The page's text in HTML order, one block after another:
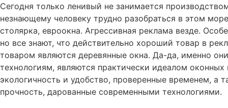
Сегодня только ленивый не занимается
незнающему человеку трудно разобраться в этом
столярка, евроокна. Агрессивная реклама везде.
но все знают, что действительно хороший товар в
товаром являются деревянные окна. Да-да, именно
технологиям, являются практически идеалом
экологичность и удобство, проверенные временем, а
прочность, дарованные современными технологиями.